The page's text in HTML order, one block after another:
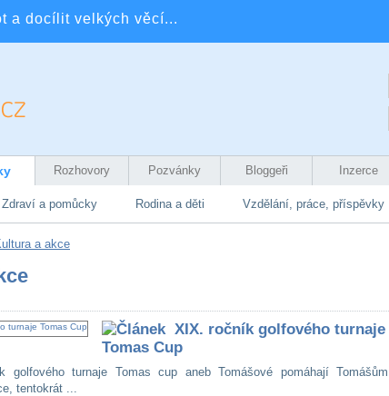
a docílit velkých věcí...
Rozhovory Pozvánky Bloggeři Inzerce
Zdraví a pomůcky Rodina a děti Vzdělání, práce, příspěvky
a akce
XIX. ročník golfového turnaje
Tomas Cup
golfového turnaje Tomas cup aneb Tomášové pomáhají Tomášům
tentokrát ...